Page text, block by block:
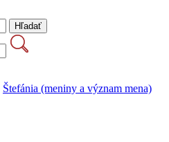
Štefánia (meniny a význam mena)